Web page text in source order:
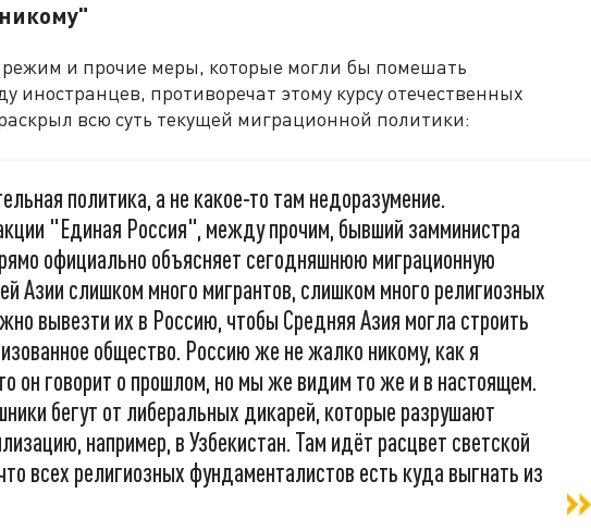
режим и прочие меры, которые могли бы помешать
иностранцев, противоречат этому курсу отечественных
всю суть текущей миграционной политики:
политика, а не какое-то там недоразумение.
"Единая Россия", между прочим, бывший замминистра
официально объясняет сегодняшнюю миграционную
Азии слишком много мигрантов, слишком много религиозных
вывезти их в Россию, чтобы Средняя Азия могла строить
общество. Россию же не жалко никому, как я
он говорит о прошлом, но мы же видим то же и в настоящем.
бегут от либеральных дикарей, которые разрушают
например, в Узбекистан. Там идёт расцвет светской
всех религиозных фундаменталистов есть куда выгнать из